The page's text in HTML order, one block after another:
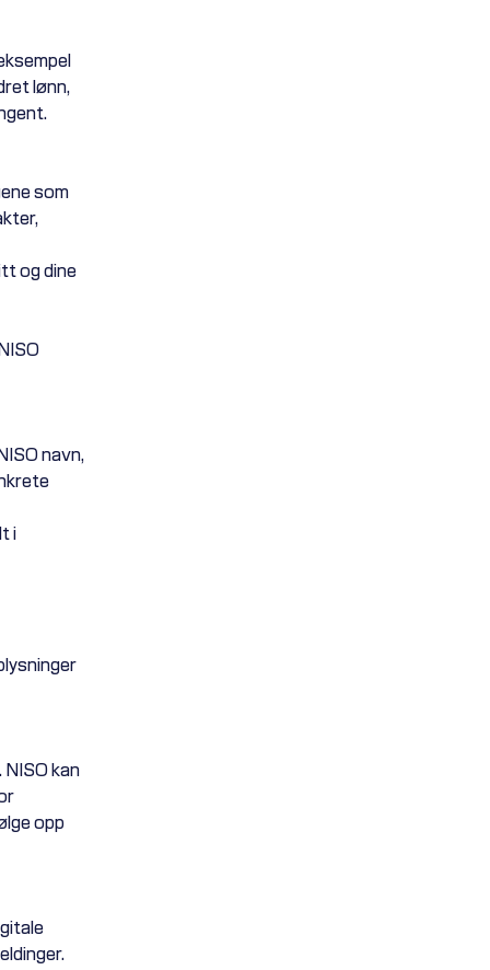
lønn,
som
og dine
navn,
i
kan
opp